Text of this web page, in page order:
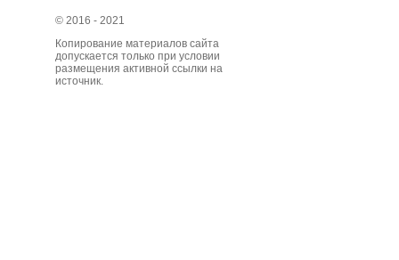
© 2016 - 2021
Копирование материалов сайта
допускается только при условии
размещения активной ссылки на
источник.